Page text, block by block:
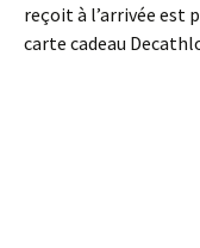
reçoit à l’arrivée est
carte cadeau